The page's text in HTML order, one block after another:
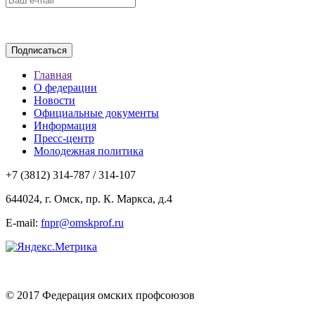
Главная
О федерации
Новости
Официальные документы
Информация
Пресс-центр
Молодежная политика
+7 (3812) 314-787 / 314-107
644024, г. Омск, пр. К. Маркса, д.4
E-mail: fnpr@omskprof.ru
© 2017 Федерация омских профсоюзов